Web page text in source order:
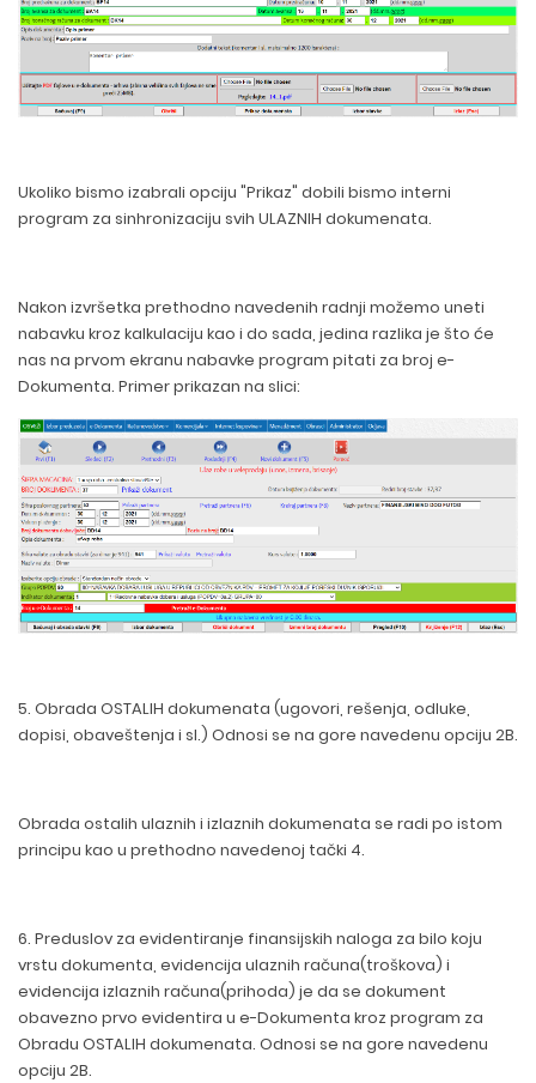
Ukoliko bismo izabrali opciju "Prikaz" dobili bismo interni
program za sinhronizaciju svih ULAZNIH dokumenata.
Nakon izvršetka prethodno navedenih radnji možemo uneti
nabavku kroz kalkulaciju kao i do sada, jedina razlika je što će
nas na prvom ekranu nabavke program pitati za broj e-
Dokumenta. Primer prikazan na slici:
5. Obrada OSTALIH dokumenata (ugovori, rešenja, odluke,
dopisi, obaveštenja i sl.) Odnosi se na gore navedenu opciju 2B.
Obrada ostalih ulaznih i izlaznih dokumenata se radi po istom
principu kao u prethodno navedenoj tački 4.
6. Preduslov za evidentiranje finansijskih naloga za bilo koju
vrstu dokumenta, evidencija ulaznih računa(troškova) i
evidencija izlaznih računa(prihoda) je da se dokument
obavezno prvo evidentira u e-Dokumenta kroz program za
Obradu OSTALIH dokumenata. Odnosi se na gore navedenu
opciju 2B.